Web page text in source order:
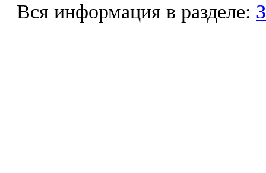
Вся информация в разделе: